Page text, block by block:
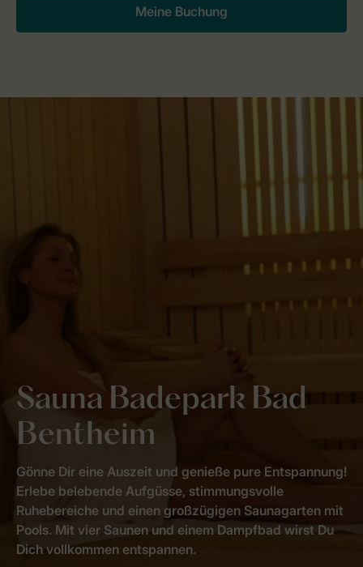
Meine Buchung
Sauna Badepark Bad
Bentheim
Gönne Dir eine Auszeit und genieße pure Entspannung!
Erlebe belebende Aufgüsse, stimmungsvolle
Ruhebereiche und einen großzügigen Saunagarten mit
Pools. Mit vier Saunen und einem Dampfbad wirst Du
Dich vollkommen entspannen.